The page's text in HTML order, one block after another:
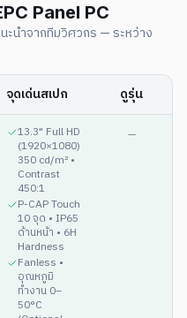
Panel PC
นะนำจากทีมวิศวกร — ระหว่าง
จุดเด่นสเปก
ดูรุ่น
13.3" Full HD
(1920×1080)
350 cd/m² •
Contrast
450:1
P-CAP Touch
10 จุด • IP65
ด้านหน้า • 6H
Hardness
Fanless •
อุณหภูมิ
ทำงาน 0–
50°C
—